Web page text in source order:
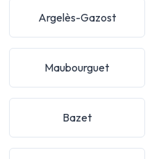
Argelès-Gazost
Maubourguet
Bazet